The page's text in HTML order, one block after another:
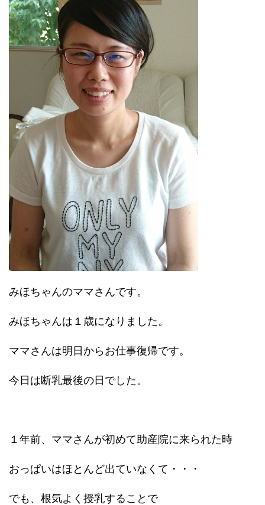
みほちゃんのママさんです。
みほちゃんは１歳になりました。
ママさんは明日からお仕事復帰です。
今日は断乳最後の日でした。
１年前、ママさんが初めて助産院に来られた時
おっぱいはほとんど出ていなくて・・・
でも、根気よく授乳することで